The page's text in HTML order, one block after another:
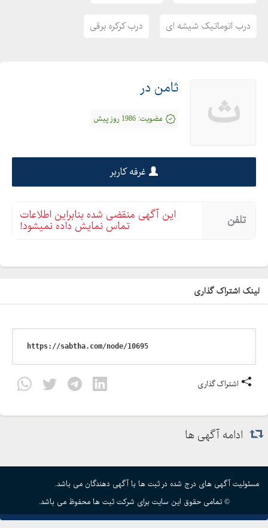
درب اتوماتیک شیشه ای درب کرکره برقی
ث ثامن در
عضویت: 1986 روز پیش
غرفه کاربر
تلفن این آگهی منقضی شده بنابراین اطلاعات
تماس نمایش داده نمیشود!
لینک اشتراک گذاری
اشتراک گذاری
ادامه آگهی ها
مسئولیت آگهی های درج شده در ثبت ها با آگهی دهندگان می باشد.
© تمامی حقوق این سایت برای شرکت ثبت ها محفوظ می باشد.